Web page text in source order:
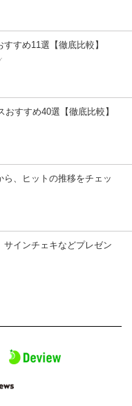
すめ11選【徹底比較】
すすめ40選【徹底比較】
、ヒットの推移をチェッ
インチェキなどプレゼン